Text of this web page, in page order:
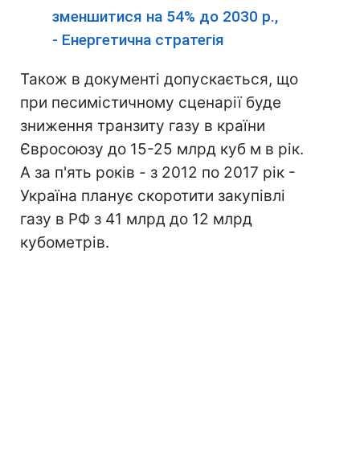
зменшитися на 54% до 2030 р.,
- Енергетична стратегія
Також в документі допускається, що
при песимістичному сценарії буде
зниження транзиту газу в країни
Євросоюзу до 15-25 млрд куб м в рік.
А за п'ять років - з 2012 по 2017 рік -
Україна планує скоротити закупівлі
газу в РФ з 41 млрд до 12 млрд
кубометрів.